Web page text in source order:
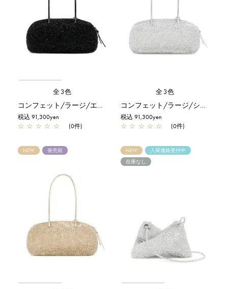
全3色
コンフェット/ラージ/エナメルブラック
税込 91,300yen
☆ ☆ ☆ ☆ ☆ (0件)
全3色
コンフェット/ラージ/シルバー
税込 91,300yen
☆ ☆ ☆ ☆ ☆ (0件)
NEW 発売前 NEW
入荷連絡受付中
在庫なし